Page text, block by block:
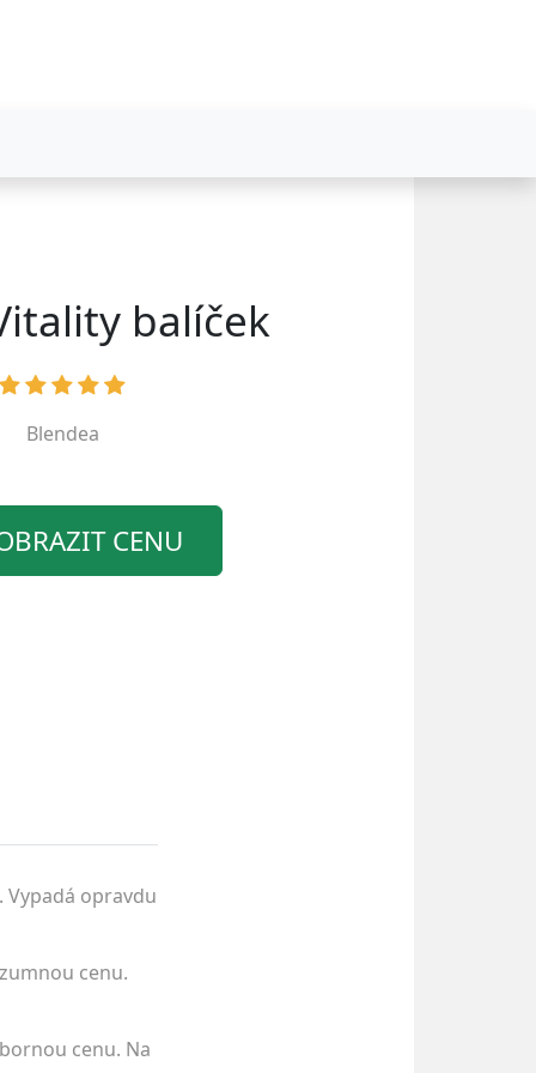
balíček
Blendea
CENU
Vypadá opravdu
cenu.
cenu. Na